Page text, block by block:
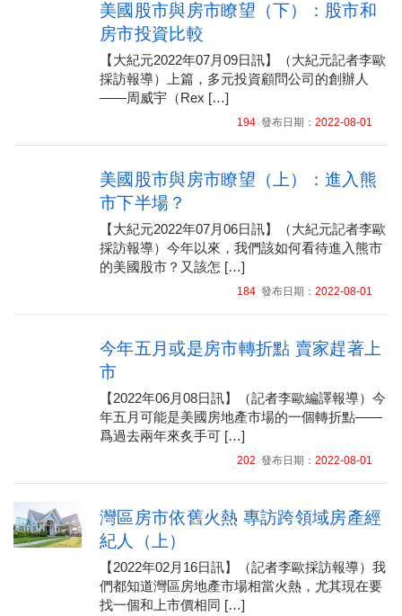
美國股市與房市瞭望（下）：股市和
房市投資比較
【大紀元2022年07月09日訊】（大紀元記者李歐
採訪報導）上篇，多元投資顧問公司的創辦人
——周威宇（Rex […]
194發布日期： 2022-08-01
美國股市與房市瞭望（上）：進入熊
市下半場？
【大紀元2022年07月06日訊】（大紀元記者李歐
採訪報導）今年以來，我們該如何看待進入熊市
的美國股市？又該怎 […]
184發布日期： 2022-08-01
今年五月或是房市轉折點 賣家趕著上
市
【2022年06月08日訊】（記者李歐編譯報導）今
年五月可能是美國房地產市場的一個轉折點——
爲過去兩年來炙手可 […]
202 發布日期： 2022-08-01
灣區房市依舊火熱 專訪跨領域房產經
紀人（上）
【2022年02月16日訊】（記者李歐採訪報導）我
們都知道灣區房地產市場相當火熱，尤其現在要
找一個和上市價相同 […]